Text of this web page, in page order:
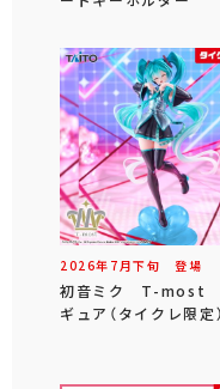
2026年 7 月下旬 登場
初音ミク T-most
ギュア（タイクレ限定）